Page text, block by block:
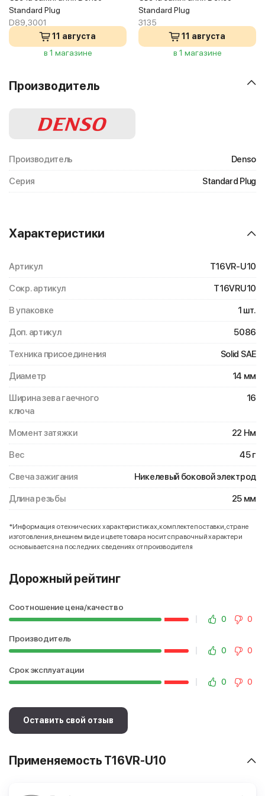
Standard Plug
D89,3001
11 августа
в 1 магазине
Standard Plug
3135
11 августа
в 1 магазине
Производитель
Производитель Denso
Серия Standard Plug
Характеристики
Артикул T16VR-U10
Сокр. артикул T16VRU10
В упаковке 1 шт.
Доп. артикул 5086
Техника присоединения Solid SAE
Диаметр 14 мм
Ширина зева гаечного
ключа
16
Момент затяжки 22 Нм
Вес 45 г
Свеча зажигания Никелевый боковой электрод
Длина резьбы 25 мм
*Информация о технических характеристиках, комплекте поставки, стране
изготовления, внешнем виде и цвете товара носит справочный характер и
основывается на последних сведениях от производителя
Дорожный рейтинг
Соотношение цена/качество
0
0
Производитель
0
0
Срок эксплуатации
0
0
Оставить свой отзыв
Применяемость T16VR-U10